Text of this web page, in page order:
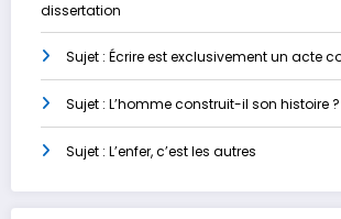
dissertation
Sujet : Écrire est exclusivement un acte
Sujet : L’homme construit-il son histoire ?
Sujet : L’enfer, c’est les autres